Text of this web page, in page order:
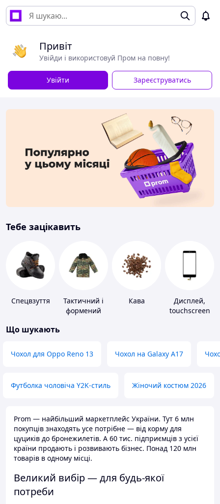
Привіт
Увійди і використовуй Пром на повну!
Увійти Зареєструватись
Тебе зацікавить
Спецвзуття
Тактичний і
формений
Кава
Дисплей,
touchscreen
Що шукають
Чохол для Oppo Reno 13 Чохол на Galaxy A17
Футболка чоловіча Y2K-стиль Жіночий костюм 2026
Prom — найбільший маркетплейс України. Тут 6 млн
покупців знаходять усе потрібне — від корму для
цуциків до бронежилетів. А 60 тис. підприємців з усієї
країни продають і розвивають бізнес. Понад 120 млн
товарів в одному місці.
Великий вибір — для будь-якої
потреби